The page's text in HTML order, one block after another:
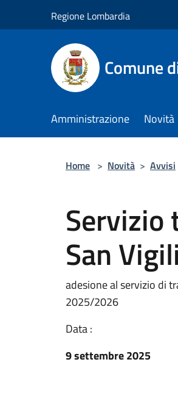
Regione Lombardia
Comune
Amministrazione Novità
Home > Novità > Avvisi
Servizio
San
adesione al servizio di
2025/2026
Data :
9 settembre 2025